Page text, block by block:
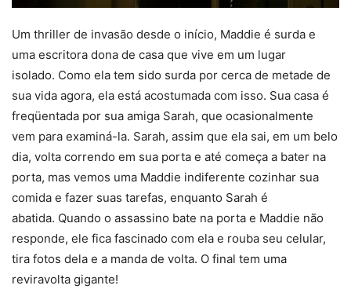
Um thriller de invasão desde o início, Maddie é surda e
uma escritora dona de casa que vive em um lugar
isolado. Como ela tem sido surda por cerca de metade de
sua vida agora, ela está acostumada com isso. Sua casa é
freqüentada por sua amiga Sarah, que ocasionalmente
vem para examiná-la. Sarah, assim que ela sai, em um belo
dia, volta correndo em sua porta e até começa a bater na
porta, mas vemos uma Maddie indiferente cozinhar sua
comida e fazer suas tarefas, enquanto Sarah é
abatida. Quando o assassino bate na porta e Maddie não
responde, ele fica fascinado com ela e rouba seu celular,
tira fotos dela e a manda de volta. O final tem uma
reviravolta gigante!